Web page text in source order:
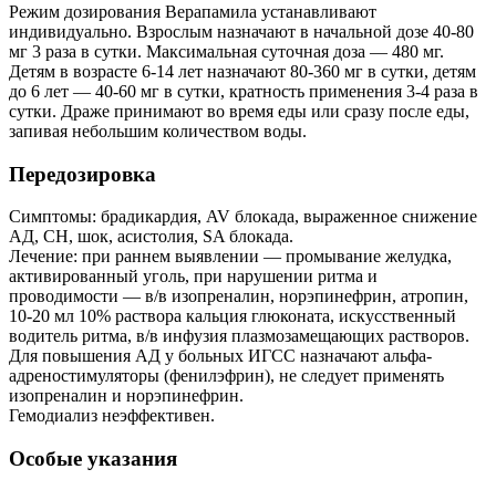
Режим дозирования Верапамила устанавливают
индивидуально. Взрослым назначают в начальной дозе 40-80
мг 3 раза в сутки. Максимальная суточная доза — 480 мг.
Детям в возрасте 6-14 лет назначают 80-360 мг в сутки, детям
до 6 лет — 40-60 мг в сутки, кратность применения 3-4 раза в
сутки. Драже принимают во время еды или сразу после еды,
запивая небольшим количеством воды.
Передозировка
Симптомы: брадикардия, AV блокада, выраженное снижение
АД, СН, шок, асистолия, SA блокада.
Лечение: при раннем выявлении — промывание желудка,
активированный уголь, при нарушении ритма и
проводимости — в/в изопреналин, норэпинефрин, атропин,
10-20 мл 10% раствора кальция глюконата, искусственный
водитель ритма, в/в инфузия плазмозамещающих растворов.
Для повышения АД у больных ИГСС назначают альфа-
адреностимуляторы (фенилэфрин), не следует применять
изопреналин и норэпинефрин.
Гемодиализ неэффективен.
Особые указания